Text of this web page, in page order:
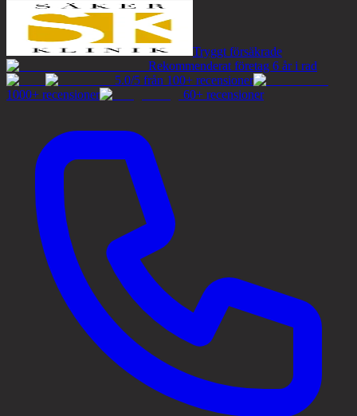
Tryggt försäkrade
Rekommenderat företag 6 år i rad
5.0/5 från 100+ recensioner
1000+ recensioner
60+ recensioner